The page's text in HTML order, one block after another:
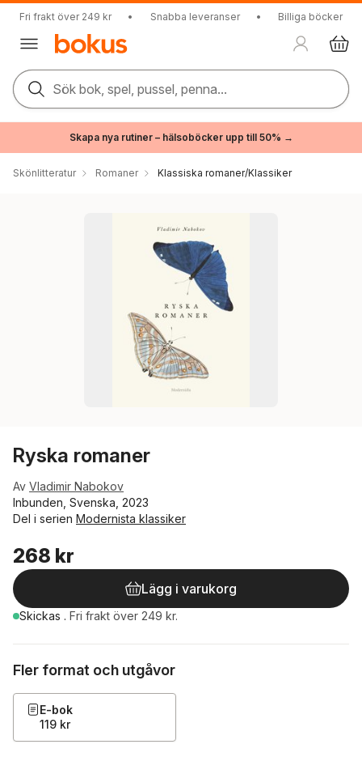
Fri frakt över 249 kr • Snabba leveranser • Billiga böcker
Sök bok, spel, pussel, penna...
Skapa nya rutiner – hälsoböcker upp till 50% →
Skönlitteratur Romaner Klassiska romaner/Klassiker
Ryska romaner
Av Vladimir Nabokov
Inbunden, Svenska, 2023
Del i serien Modernista klassiker
268 kr
Lägg i varukorg
Skickas . Fri frakt över 249 kr.
Fler format och utgåvor
E-bok
119 kr